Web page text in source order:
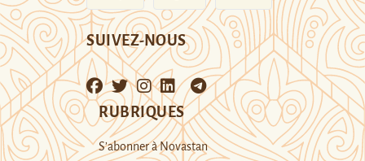
SUIVEZ-NOUS
RUBRIQUES
S’abonner à Novastan